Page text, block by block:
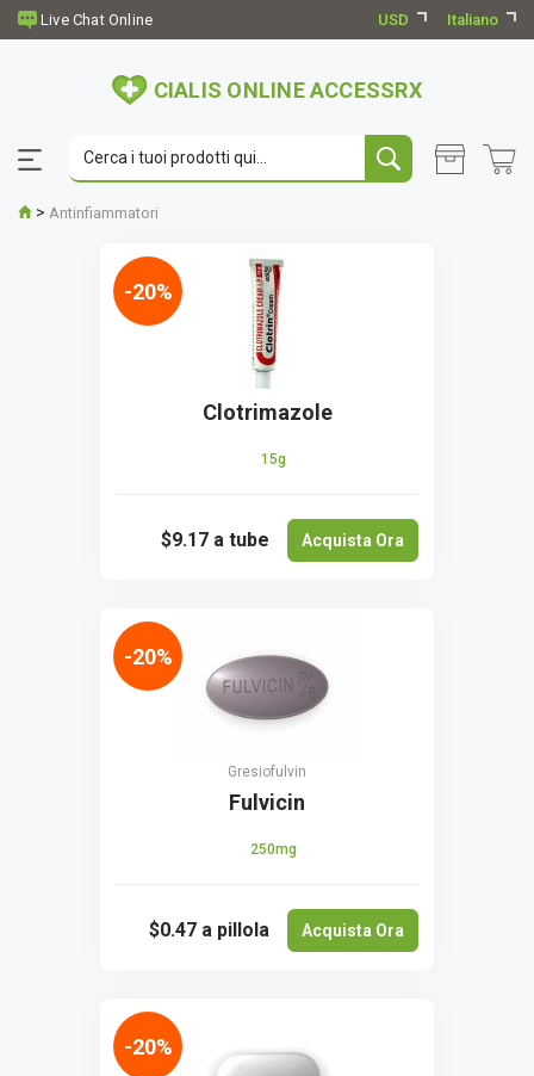
USD Italiano
CIALIS ONLINE ACCESSRX
> Antinfiammatori
Clotrimazole
15g
$9.17 a tube Acquista Ora
-20%
Gresiofulvin
Fulvicin
250mg
$0.47 a pillola Acquista Ora
-20%
-20%